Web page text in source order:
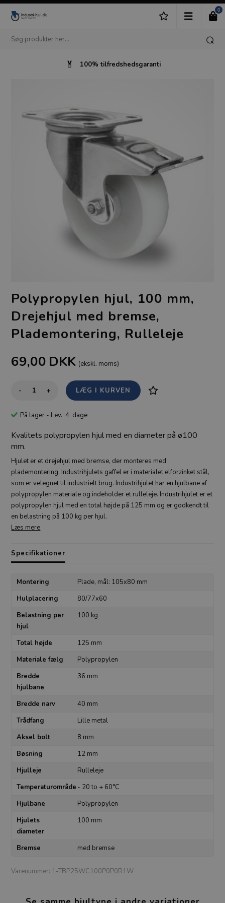
0
100% tilfredshedsgaranti
Polypropylen hjul, 100 mm,
Drejehjul med bremse,
Plademontering, Rulleleje
69,00 DKK (ekskl. moms)
- +
På lager - Lev. 4 dage
Kvalitets polypropylen hjul med en diameter på ø100
mm.
Hjulet er et drejehjul med bremse, der monteres med
plademontering. Industrihjulets gaffel er i materialet elforzinket stål,
som er velegnet til industrielt brug. Industrihjulet har en hjulbane af
polypropylen materiale og indeholder et rulleleje. Industrihjulet er et
polypropylen hjul med en total højde på 125 mm og er godkendt til
en belastning på 100 kg per hjul.
Læs mere
Specifikationer
Montering
Plade, mål: 105x80 mm
Hulplacering
80/77x60
Belastning per
hjul
100 kg
Total højde
125 mm
Materiale fælg
Polypropylen
Bredde
hjulbane
36 mm
Bredde narv
40 mm
Trådfang
Lille metal
Aksel bolt
8 mm
Bøsning
12 mm
Hjulleje
Rulleleje
Temperaturområde - 20 to + 60°C
Hjulbane
Polypropylen
Hjulets
diameter
100 mm
Bremse med bremse
Varenummer: 1-TBP25WC100P0P0R1W